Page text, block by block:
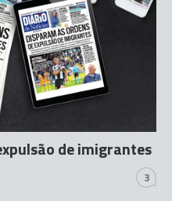
de imigrantes
3